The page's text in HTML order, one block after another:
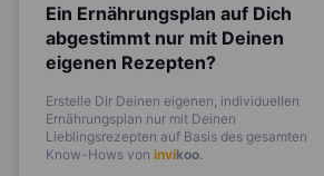
Ein Ernährungsplan auf Dich
abgestimmt nur mit Deinen
eigenen Rezepten?
Erstelle Dir Deinen eigenen, individuellen
Ernährungsplan nur mit Deinen
Lieblingsrezepten auf Basis des gesamten
Know-Hows von invikoo